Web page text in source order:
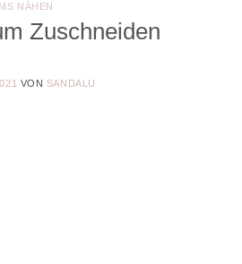
NÄHEN
Zuschneiden
VON SANDALU